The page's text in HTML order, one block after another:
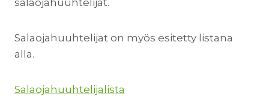
salaojahuuhtelijat.
Salaojahuuhtelijat on myös esitetty listana
alla.
Salaojahuuhtelijalista